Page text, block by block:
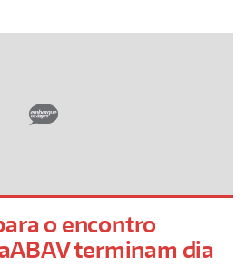
o encontro
terminam dia